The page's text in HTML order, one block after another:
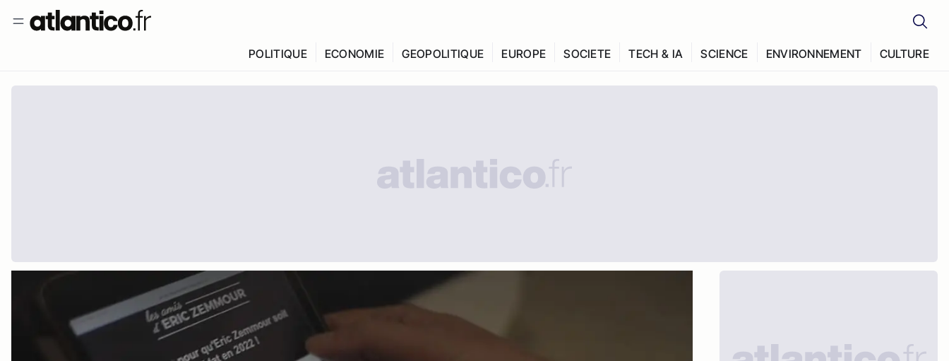
POLITIQUE ECONOMIE GEOPOLITIQUE EUROPE SOCIETE TECH & IA SCIENCE ENVIRONNEMENT CULTURE